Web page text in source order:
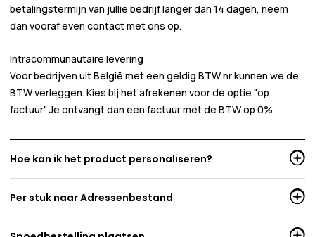
betalingstermijn van jullie bedrijf langer dan 14 dagen, neem
dan vooraf even contact met ons op.
Intracommunautaire levering
Voor bedrijven uit België met een geldig BTW nr kunnen we de
BTW verleggen. Kies bij het afrekenen voor de optie "op
factuur". Je ontvangt dan een factuur met de BTW op 0%.
Hoe kan ik het product personaliseren?
Per stuk naar Adressenbestand